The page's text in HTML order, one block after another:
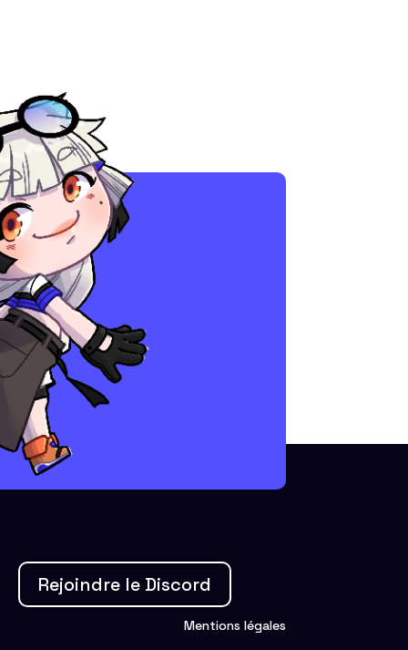
Rejoindre le Discord
Mentions légales